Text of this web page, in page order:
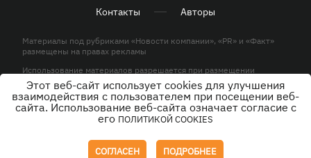
Контакты Авторы
Материалы под рубриками «Новости компании», «PR» и «Факт»
размещены на правах рекламы
Использование материалов разрешается при размещении
активной гиперссылки на KP.UA в первом абзаце.
© ООО «ЮЛАВ МЕДИА»,2026. Все права защищены.
Этот веб-сайт использует cookies для улучшения
взаимодействия с пользователем при посещении веб-
сайта. Использование веб-сайта означает согласие с
его ПОЛИТИКОЙ COOKIES
СОГЛАСЕН ПОДРОБНЕЕ